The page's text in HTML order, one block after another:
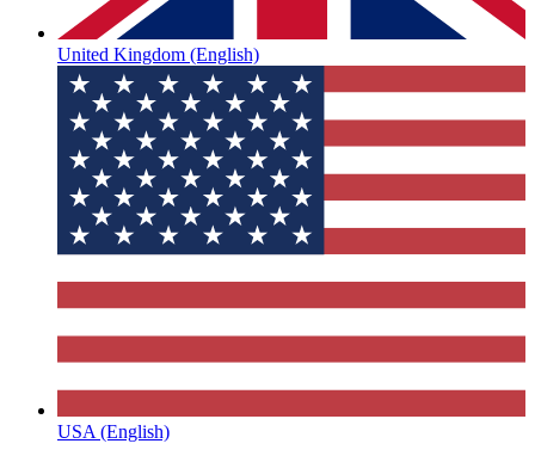
United Kingdom (English)
USA (English)